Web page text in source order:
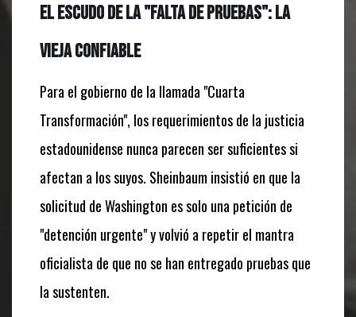
El escudo de la "falta de pruebas": La
vieja confiable
Para el gobierno de la llamada "Cuarta
Transformación", los requerimientos de la justicia
estadounidense nunca parecen ser suficientes si
afectan a los suyos. Sheinbaum insistió en que la
solicitud de Washington es solo una petición de
"detención urgente" y volvió a repetir el mantra
oficialista de que no se han entregado pruebas que
la sustenten.